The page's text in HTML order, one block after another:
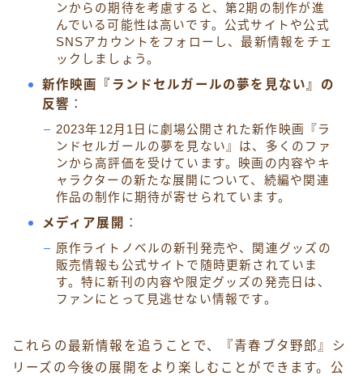
ンからの期待を考慮すると、第2期の制作が進
んでいる可能性は高いです。公式サイトや公式
SNSアカウントをフォローし、最新情報をチェ
ックしましょう。
新作映画『ランドセルガールの夢を見ない』の
反響 ：
2023年12月1日に劇場公開された新作映画『ラ
ンドセルガールの夢を見ない』は、多くのファ
ンから高評価を受けています。映画の内容やキ
ャラクターの新たな展開について、続編や関連
作品の制作に期待が寄せられています。
メディア展開 ：
原作ライトノベルの新刊発売や、関連グッズの
販売情報も公式サイトで随時更新されていま
す。特に新刊の内容や限定グッズの発売日は、
ファンにとって見逃せない情報です。
これらの最新情報を追うことで、『青春ブタ野郎』シ
リーズの今後の展開をより楽しむことができます。公